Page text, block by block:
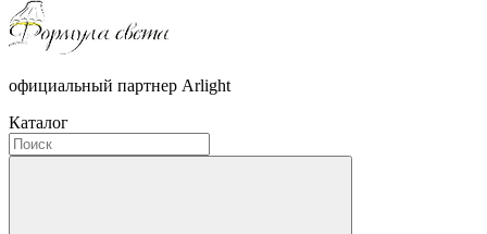
официальный партнер Arlight
Каталог